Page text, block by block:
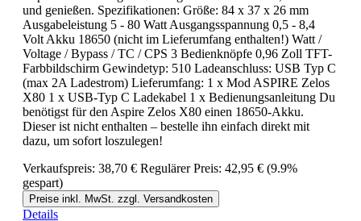
und genießen. Spezifikationen: Größe: 84 x 37 x 26 mm
Ausgabeleistung 5 - 80 Watt Ausgangsspannung 0,5 - 8,4
Volt Akku 18650 (nicht im Lieferumfang enthalten!) Watt /
Voltage / Bypass / TC / CPS 3 Bedienknöpfe 0,96 Zoll TFT-
Farbbildschirm Gewindetyp: 510 Ladeanschluss: USB Typ C
(max 2A Ladestrom) Lieferumfang: 1 x Mod ASPIRE Zelos
X80 1 x USB-Typ C Ladekabel 1 x Bedienungsanleitung Du
benötigst für den Aspire Zelos X80 einen 18650-Akku.
Dieser ist nicht enthalten – bestelle ihn einfach direkt mit
dazu, um sofort loszulegen!
Verkaufspreis: 38,70 € Regulärer Preis: 42,95 € (9.9%
gespart)
Preise inkl. MwSt. zzgl. Versandkosten
Details